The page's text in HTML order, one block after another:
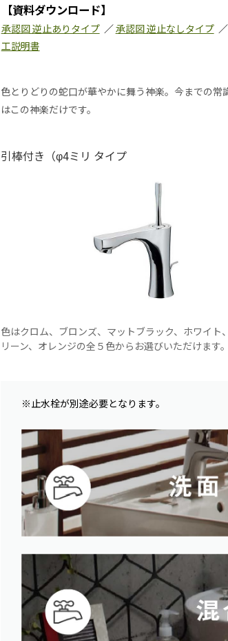
【資料ダウンロード】
承認図 逆止ありタイプ／承認図 逆止なしタイプ／
工説明書
色とりどりの蛇口が華やかに舞う神楽。今までの
はこの神楽だけです。
引棒付き（φ4ミリ タイプ
色はクロム、ブロンズ、マットブラック、ホワイト
リーン、オレンジの全５色からお選びいただけます。
※止水栓が別途必要となります。